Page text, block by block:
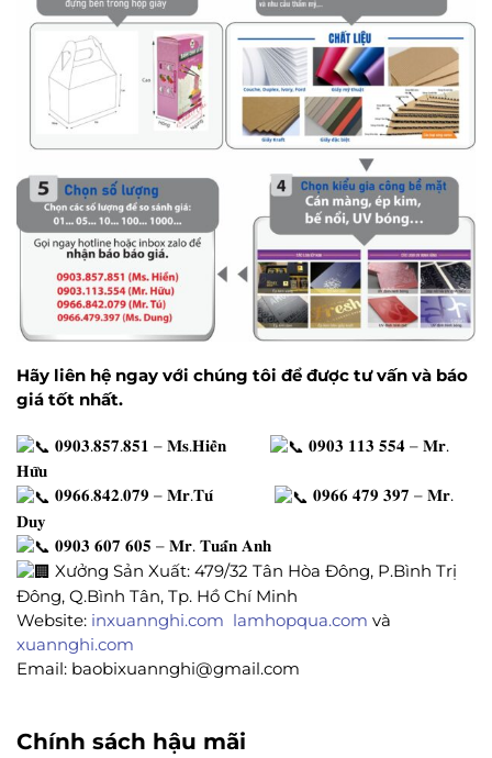
Hãy liên hệ ngay với chúng tôi để được tư vấn và báo
giá tốt nhất.
𝟎𝟗𝟎𝟑.𝟖𝟓𝟕.𝟖𝟓𝟏 – 𝐌𝐬.𝐇𝐢𝐞̂̀𝐧
𝟎𝟗𝟎𝟑 𝟏𝟏𝟑 𝟓𝟓𝟒 – 𝐌𝐫.
𝐇𝐮̛̃𝐮
𝟎𝟗𝟔𝟔.𝟖𝟒𝟐.𝟎𝟕𝟗 – 𝐌𝐫.𝐓𝐮́
𝟎𝟗𝟔𝟔 𝟒𝟕𝟗 𝟑𝟗𝟕 – 𝐌𝐫.
𝐃𝐮𝐲
𝟎𝟗𝟎𝟑 𝟔𝟎𝟕 𝟔𝟎𝟓 – 𝐌𝐫. 𝐓𝐮𝐚̂́𝐧 𝐀𝐧𝐡
Xưởng Sản Xuất: 479/32 Tân Hòa Đông, P.Bình Trị
Đông, Q.Bình Tân, Tp. Hồ Chí Minh
Website: inxuannghi.com lamhopqua.com và
xuannghi.com
Email: baobixuannghi@gmail.com
Chính sách hậu mãi